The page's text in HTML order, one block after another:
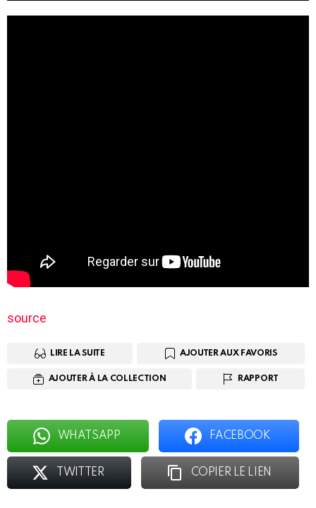
source
LIRE LA SUITE AJOUTER AUX FAVORIS
AJOUTER À LA COLLECTION RAPPORT
WHATSAPP FACEBOOK
TWITTER COPIER LE LIEN